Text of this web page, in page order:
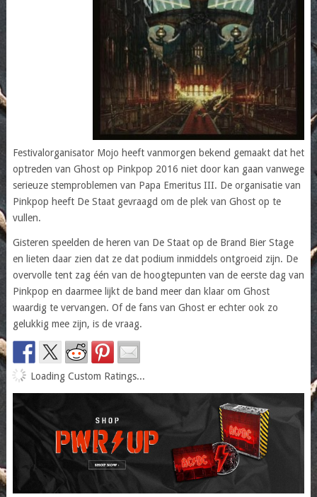
Festivalorganisator Mojo heeft vanmorgen bekend gemaakt dat het
optreden van Ghost op Pinkpop 2016 niet door kan gaan vanwege
serieuze stemproblemen van Papa Emeritus III. De organisatie van
Pinkpop heeft De Staat gevraagd om de plek van Ghost op te
vullen.
Gisteren speelden de heren van De Staat op de Brand Bier Stage
en lieten daar zien dat ze dat podium inmiddels ontgroeid zijn. De
overvolle tent zag één van de hoogtepunten van de eerste dag van
Pinkpop en daarmee lijkt de band meer dan klaar om Ghost
waardig te vervangen. Of de fans van Ghost er echter ook zo
gelukkig mee zijn, is de vraag.
Loading Custom Ratings...